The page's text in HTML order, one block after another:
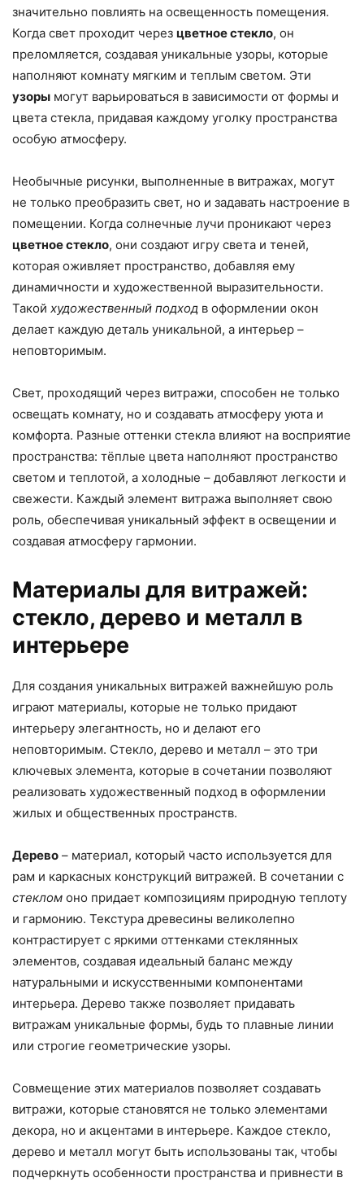
значительно повлиять на освещенность помещения.
Когда свет проходит через цветное стекло, он
преломляется, создавая уникальные узоры, которые
наполняют комнату мягким и теплым светом. Эти
узоры могут варьироваться в зависимости от формы и
цвета стекла, придавая каждому уголку пространства
особую атмосферу.
Необычные рисунки, выполненные в витражах, могут
не только преобразить свет, но и задавать настроение в
помещении. Когда солнечные лучи проникают через
цветное стекло, они создают игру света и теней,
которая оживляет пространство, добавляя ему
динамичности и художественной выразительности.
Такой художественный подход в оформлении окон
делает каждую деталь уникальной, а интерьер –
неповторимым.
Свет, проходящий через витражи, способен не только
освещать комнату, но и создавать атмосферу уюта и
комфорта. Разные оттенки стекла влияют на восприятие
пространства: тёплые цвета наполняют пространство
светом и теплотой, а холодные – добавляют легкости и
свежести. Каждый элемент витража выполняет свою
роль, обеспечивая уникальный эффект в освещении и
создавая атмосферу гармонии.
Материалы для витражей:
стекло, дерево и металл в
интерьере
Для создания уникальных витражей важнейшую роль
играют материалы, которые не только придают
интерьеру элегантность, но и делают его
неповторимым. Стекло, дерево и металл – это три
ключевых элемента, которые в сочетании позволяют
реализовать художественный подход в оформлении
жилых и общественных пространств.
Дерево – материал, который часто используется для
рам и каркасных конструкций витражей. В сочетании с
стеклом оно придает композициям природную теплоту
и гармонию. Текстура древесины великолепно
контрастирует с яркими оттенками стеклянных
элементов, создавая идеальный баланс между
натуральными и искусственными компонентами
интерьера. Дерево также позволяет придавать
витражам уникальные формы, будь то плавные линии
или строгие геометрические узоры.
Совмещение этих материалов позволяет создавать
витражи, которые становятся не только элементами
декора, но и акцентами в интерьере. Каждое стекло,
дерево и металл могут быть использованы так, чтобы
подчеркнуть особенности пространства и привнести в